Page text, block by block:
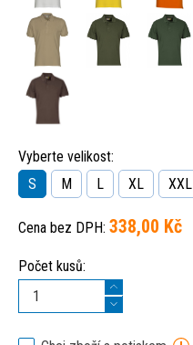
Vyberte velikost:
S
M L XL XXL
Cena bez DPH: 338,00 Kč
Počet kusů: